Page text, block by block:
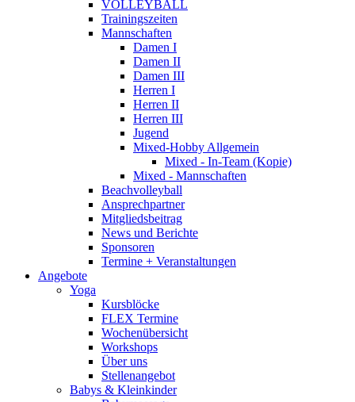
VOLLEYBALL
Trainingszeiten
Mannschaften
Damen I
Damen II
Damen III
Herren I
Herren II
Herren III
Jugend
Mixed-Hobby Allgemein
Mixed - In-Team (Kopie)
Mixed - Mannschaften
Beachvolleyball
Ansprechpartner
Mitgliedsbeitrag
News und Berichte
Sponsoren
Termine + Veranstaltungen
Angebote
Yoga
Kursblöcke
FLEX Termine
Wochenübersicht
Workshops
Über uns
Stellenangebot
Babys & Kleinkinder